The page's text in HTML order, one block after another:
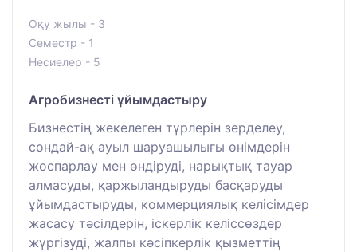
Оқу жылы - 3
Семестр - 1
Несиелер - 5
Агробизнесті ұйымдастыру
Бизнестің жекелеген түрлерін зерделеу,
сондай-ақ ауыл шаруашылығы өнімдерін
жоспарлау мен өндіруді, нарықтық тауар
алмасуды, қаржыландыруды басқаруды
ұйымдастыруды, коммерциялық келісімдер
жасасу тәсілдерін, іскерлік келіссөздер
жүргізуді, жалпы кәсіпкерлік қызметтің